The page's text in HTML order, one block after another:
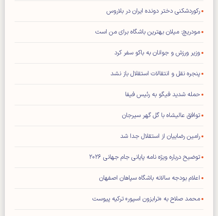
رکوردشکنی دختر دونده ایران در بلاروس
مودریچ: میلان بهترین باشگاه برای من است
وزیر ورزش و جوانان به باکو سفر کرد
پنجره نقل و انتقالات استقلال باز نشد
حمله شدید فیگو به رئیس فیفا
توافق عالیشاه با گل گهر سیرجان
رامین رضاییان از استقلال جدا شد
توضیح درباره ویژه نامه پایانی جام جهانی ۲۰۲۶
اعلام بودجه سالانه باشگاه سپاهان اصفهان
محمد صلاح به «ترابزون اسپور» ترکیه پیوست